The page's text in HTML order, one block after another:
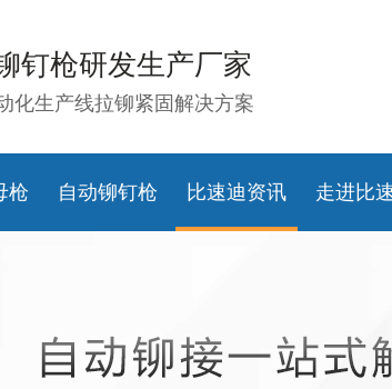
钉枪研发生产厂家
化生产线拉铆紧固解决方案
枪 自动铆钉枪 比速迪资讯 走进比